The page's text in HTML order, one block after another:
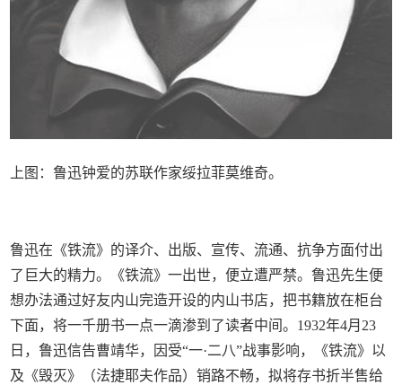
上图：鲁迅钟爱的苏联作家绥拉菲莫维奇。
鲁迅在《铁流》的译介、出版、宣传、流通、抗争方面付出
了巨大的精力。《铁流》一出世，便立遭严禁。鲁迅先生便
想办法通过好友内山完造开设的内山书店，把书籍放在柜台
下面，将一千册书一点一滴渗到了读者中间。1932年4月23
日，鲁迅信告曹靖华，因受“一·二八”战事影响，《铁流》以
及《毁灭》（法捷耶夫作品）销路不畅，拟将存书折半售给